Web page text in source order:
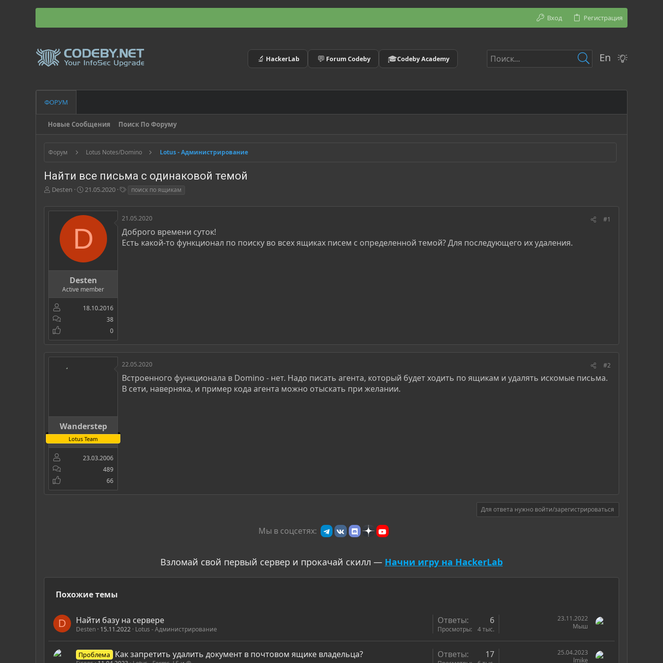
Вход Регистрация
🔬 HackerLab 💬 Forum Codeby 🎓Codeby Academy En
ФОРУМ
Новые Сообщения Поиск По Форуму
Форум Lotus Notes/Domino Lotus - Администрирование
Найти все письма с одинаковой темой
А
т
Desten
Д
т
а
а
ч
а
л
а
21.05.2020
г
и
поиск по ящикам
D
Desten
Active member
18.10.2016
38
0
21.05.2020 #1
Доброго времени суток!
Есть какой-то функционал по поиску во всех ящиках писем с определенной темой? Для последующего их удаления.
Wanderstep
Lotus Team
23.03.2006
489
66
22.05.2020 #2
Встроенного функционала в Domino - нет. Надо писать агента, который будет ходить по ящикам и удалять искомые письма.
В сети, наверняка, и пример кода агента можно отыскать при желании.
Для ответа нужно войти/зарегистрироваться
Мы в соцсетях:
Взломай свой первый сервер и прокачай скилл — Начни игру на HackerLab
Похожие темы
D Найти базу на сервере
Desten 15.11.2022 Lotus - Администрирование
Ответы 6
Просмотры 4 тыс.
23.11.2022
Мыш
Проблема Как запретить удалить документ в почтовом ящике владельца? Ответы 17
25.04.2023
lmike